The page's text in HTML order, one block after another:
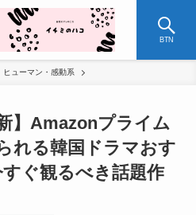
BTN
ヒューマン・感動系
】Amazonプライム
れる韓国ドラマおす
ぐ観るべき話題作